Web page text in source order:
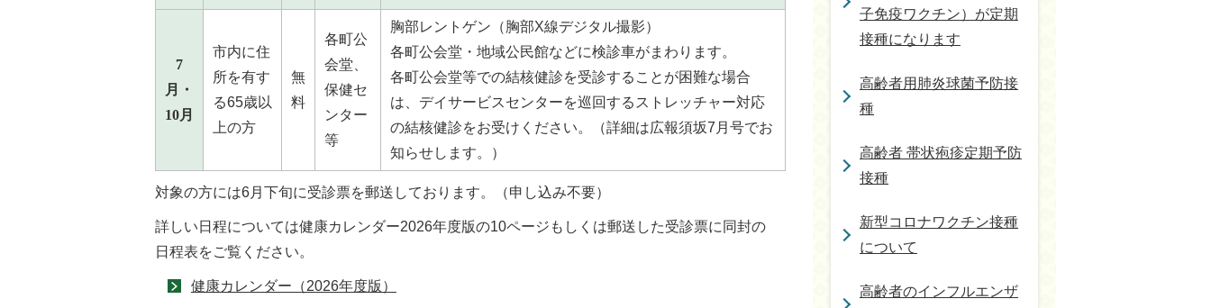
7
月・
10月
市内に住
所を有す
る65歳以
上の方
無
料
各町公
会堂、
保健セ
ンター
等
胸部レントゲン（胸部X線デジタル撮影）
各町公会堂・地域公民館などに検診車がまわります。
各町公会堂等での結核健診を受診することが困難な場合
は、デイサービスセンターを巡回するストレッチャー対応
の結核健診をお受けください。（詳細は広報須坂7月号でお
知らせします。）
対象の方には6月下旬に受診票を郵送しております。（申し込み不要）
詳しい日程については健康カレンダー2026年度版の10ページもしくは郵送した受診票に同封の
日程表をご覧ください。
健康カレンダー（2026年度版）
子免疫ワクチン）が定期
接種になります
高齢者用肺炎球菌予防接
種
高齢者 帯状疱疹定期予防
接種
新型コロナワクチン接種
について
高齢者のインフルエンザ